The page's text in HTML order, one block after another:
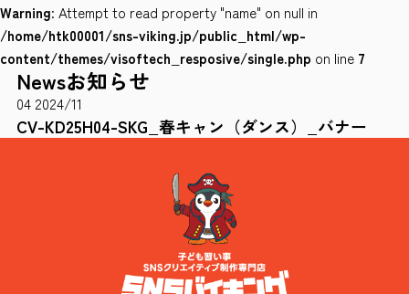
0120-78-8169
［受付時間］ 9：00～18：00 ※土・日・祝祭日・年末年始は除く
お問い合わせはこちら
Warning: Attempt to read property "name" on null in
/home/htk00001/sns-viking.jp/public_html/wp-
content/themes/visoftech_resposive/single.php on line 7
Newsお知らせ
04 2024/11
CV-KD25H04-SKG_春キャン（ダンス）_バナー